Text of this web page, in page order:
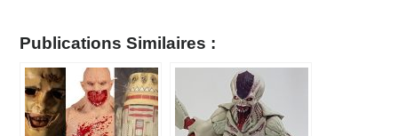
Publications Similaires :